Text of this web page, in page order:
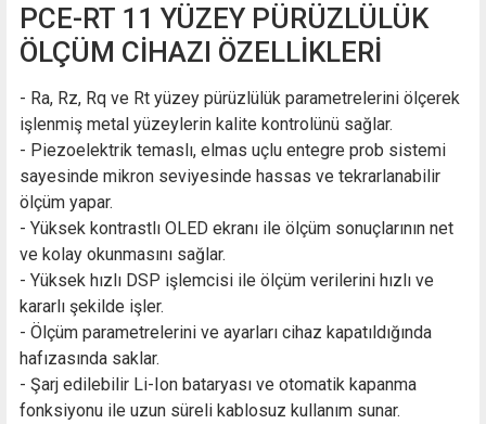
PCE-RT 11 YÜZEY PÜRÜZLÜLÜK
ÖLÇÜM CİHAZI ÖZELLİKLERİ
- Ra, Rz, Rq ve Rt yüzey pürüzlülük parametrelerini ölçerek
işlenmiş metal yüzeylerin kalite kontrolünü sağlar.
- Piezoelektrik temaslı, elmas uçlu entegre prob sistemi
sayesinde mikron seviyesinde hassas ve tekrarlanabilir
ölçüm yapar.
- Yüksek kontrastlı OLED ekranı ile ölçüm sonuçlarının net
ve kolay okunmasını sağlar.
- Yüksek hızlı DSP işlemcisi ile ölçüm verilerini hızlı ve
kararlı şekilde işler.
- Ölçüm parametrelerini ve ayarları cihaz kapatıldığında
hafızasında saklar.
- Şarj edilebilir Li-Ion bataryası ve otomatik kapanma
fonksiyonu ile uzun süreli kablosuz kullanım sunar.